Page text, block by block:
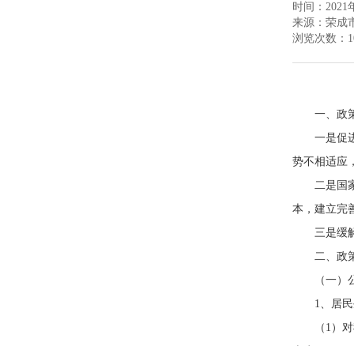
时间：2021
来源： 荣成
浏览次数：
一、政
一是促
势不相适应
二是国
本，建立完
三是缓
二、政
（一）
1、居
（1）